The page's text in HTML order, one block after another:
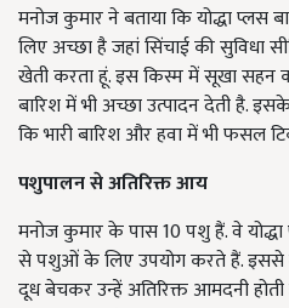
मनोज कुमार ने बताया कि योद्धा प्लस
लिए अच्छा है जहां सिंचाई की सुविधा
खेती करता हूं. इस किस्म में सूखा सहन
बारिश में भी अच्छा उत्पादन देती है.
कि भारी बारिश और हवा में भी फसल
पशुपालन से अतिरिक्त आय
मनोज कुमार के पास 10 पशु हैं. वे
से पशुओं के लिए उपयोग करते हैं. इससे
दूध बेचकर उन्हें अतिरिक्त आमदनी